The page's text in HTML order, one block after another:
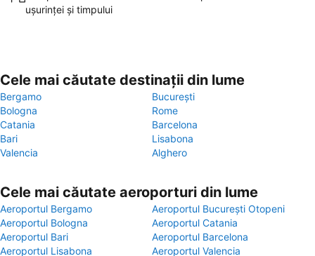
uşurinţei şi timpului
Cele mai căutate destinații din lume
Bergamo
București
Bologna
Rome
Catania
Barcelona
Bari
Lisabona
Valencia
Alghero
Cele mai căutate aeroporturi din lume
Aeroportul Bergamo
Aeroportul București Otopeni
Aeroportul Bologna
Aeroportul Catania
Aeroportul Bari
Aeroportul Barcelona
Aeroportul Lisabona
Aeroportul Valencia